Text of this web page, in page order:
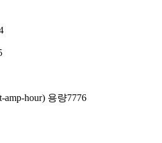
hour) 용량7776